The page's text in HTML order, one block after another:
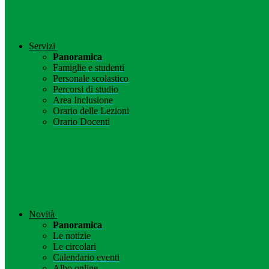
Servizi
Panoramica
Famiglie e studenti
Personale scolastico
Percorsi di studio
Area Inclusione
Orario delle Lezioni
Orario Docenti
Novità
Panoramica
Le notizie
Le circolari
Calendario eventi